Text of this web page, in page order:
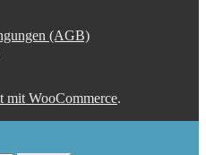
(AGB)
mit WooCommerce.